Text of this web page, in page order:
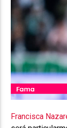
Francisca